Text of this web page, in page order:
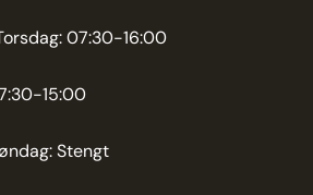
07:30-16:00
15:00
Stengt